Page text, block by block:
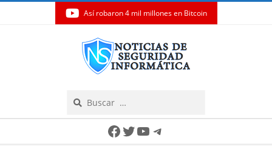
Así robaron 4 mil millones en Bitcoin
Facebook
Twitter
YouTube
Telegram